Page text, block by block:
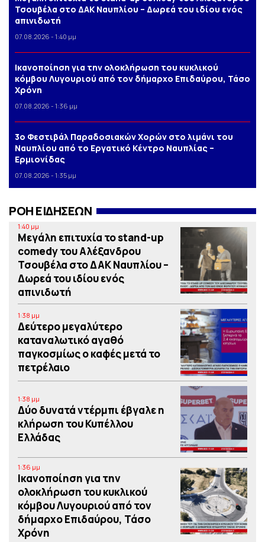
Τσουβέλα στο ΔΑΚ Ναυπλίου – Δωρεά του ιδίου ενός
απινιδωτή
07.08.2026 - 1:40 μμ
Iκανοποίηση για την ολοκλήρωση του κυκλικού
κόμβου Λυγουριού από τον δήμαρχο Επιδαύρου, Τάσο
Χρόνη
07.08.2026 - 1:36 μμ
3o Φεστιβάλ Παραδοσιακών Χορών στο λιμάνι του
Ναυπλίου από το Εργατικό Κέντρο Ναυπλίας –
Ερμιονίδας
07.08.2026 - 1:35 μμ
ΡΟΗ ΕΙΔΗΣΕΩΝ
1:40 μμ
Μεγάλη επιτυχία το stand-up
comedy του Αλέξανδρου
Τσουβέλα στο ΔΑΚ Ναυπλίου –
Δωρεά του ιδίου ενός
απινιδωτή
1:38 μμ
Δεύτερο μεγαλύτερο
καταναλωτικό αγαθό
παγκοσμίως ο καφές μετά το
πετρέλαιο
1:38 μμ
Δύο δυνατά ντέρμπι έβγαλε η
κλήρωση του Κυπέλλου
Ελλάδας
1:36 μμ
Iκανοποίηση για την
ολοκλήρωση του κυκλικού
κόμβου Λυγουριού από τον
δήμαρχο Επιδαύρου, Τάσο
Χρόνη